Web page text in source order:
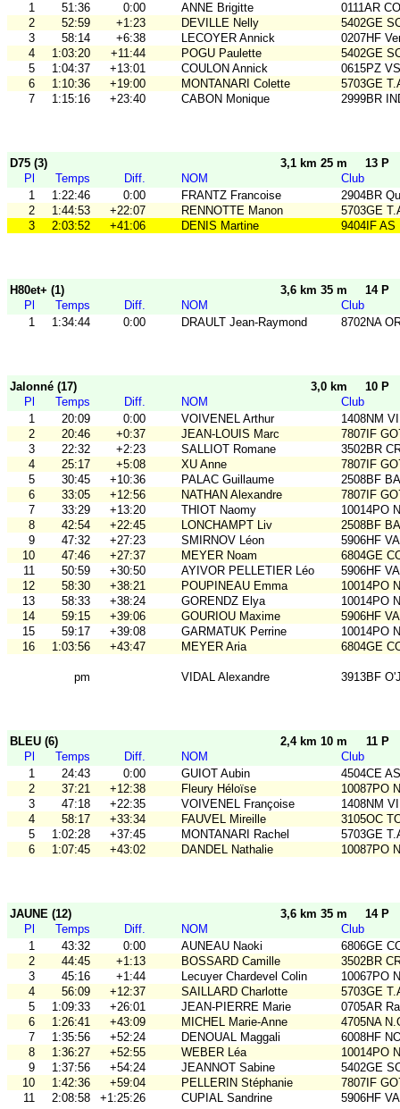
1
51:36 0:00 ANNE Brigitte
0111AR
2
52:59 +1:23 DEVILLE Nelly
5402GE
3
58:14 +6:38 LECOYER Annick
0207HF
4
1:03:20 +11:44 POGU Paulette
5402GE
5
1:04:37 +13:01 COULON Annick
0615PZ
6
1:10:36 +19:00 MONTANARI Colette
5703GE
7
1:15:16 +23:40 CABON Monique 2999BR
D75 (3) 3,1 km 25 m
13 P
Pl
Temps Diff. NOM
Club
1
1:22:46 0:00 FRANTZ Francoise
2904BR
2
1:44:53 +22:07 RENNOTTE Manon
5703GE
3
2:03:52 +41:06 DENIS Martine 9404IF AS
H80et+ (1) 3,6 km 35 m
14 P
Pl
Temps Diff. NOM
Club
1
1:34:44 0:00 DRAULT Jean-Raymond 8702NA
Jalonné (17) 3,0 km
10 P
Pl
Temps Diff. NOM
Club
1
20:09 0:00 VOIVENEL Arthur
1408NM
2
20:46 +0:37 JEAN-LOUIS Marc
7807IF
3
22:32 +2:23 SALLIOT Romane
3502BR
4
25:17 +5:08 XU Anne
7807IF
5
30:45 +10:36 PALAC Guillaume
2508BF
6
33:05 +12:56 NATHAN Alexandre
7807IF
7
33:29 +13:20 THIOT Naomy
10014PO
8
42:54 +22:45 LONCHAMPT Liv
2508BF
9
47:32 +27:23 SMIRNOV Léon
5906HF
10
47:46 +27:37 MEYER Noam
6804GE
11
50:59 +30:50 AYIVOR PELLETIER Léo
5906HF
12
58:30 +38:21 POUPINEAU Emma
10014PO
13
58:33 +38:24 GORENDZ Elya
10014PO
14
59:15 +39:06 GOURIOU Maxime
5906HF
15
59:17 +39:08 GARMATUK Perrine
10014PO
16
1:03:56 +43:47 MEYER Aria 6804GE
pm VIDAL Alexandre 3913BF
BLEU (6) 2,4 km 10 m
11 P
Pl
Temps Diff. NOM
Club
1
24:43 0:00 GUIOT Aubin
4504CE
2
37:21 +12:38 Fleury Héloïse
10087PO
3
47:18 +22:35 VOIVENEL Françoise
1408NM
4
58:17 +33:34 FAUVEL Mireille
3105OC
5
1:02:28 +37:45 MONTANARI Rachel
5703GE
6
1:07:45 +43:02 DANDEL Nathalie 10087PO
JAUNE (12) 3,6 km 35 m
14 P
Pl
Temps Diff. NOM
Club
1
43:32 0:00 AUNEAU Naoki
6806GE
2
44:45 +1:13 BOSSARD Camille
3502BR
3
45:16 +1:44 Lecuyer Chardevel Colin
10067PO
4
56:09 +12:37 SAILLARD Charlotte
5703GE
5
1:09:33 +26:01 JEAN-PIERRE Marie
0705AR
6
1:26:41 +43:09 MICHEL Marie-Anne
4705NA
7
1:35:56 +52:24 DENOUAL Maggali
6008HF
8
1:36:27 +52:55 WEBER Léa
10014PO
9
1:37:56 +54:24 JEANNOT Sabine
5402GE
10
1:42:36 +59:04 PELLERIN Stéphanie
7807IF
11
2:08:58 +1:25:26 CUPIAL Sandrine 5906HF